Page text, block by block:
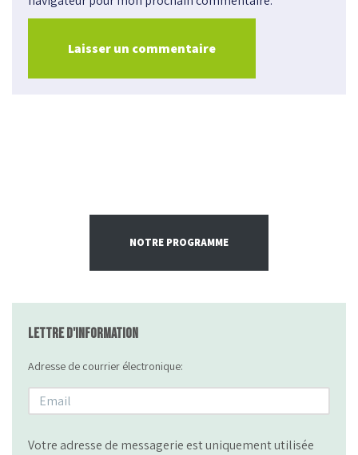
NOTRE PROGRAMME
Lettre d'information
Adresse de courrier électronique:
Votre adresse de messagerie est uniquement utilisée